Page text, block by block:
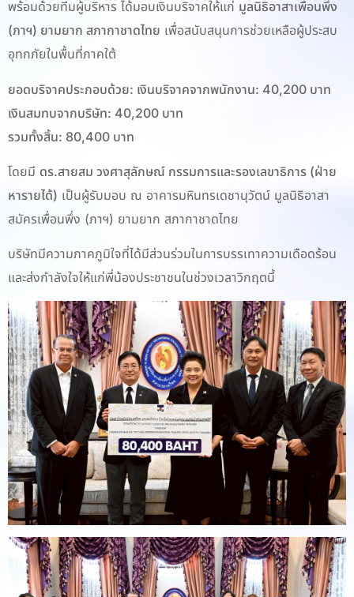
พร้อมด้วยทีมผู้บริหาร ได้มอบเงินบริจาคให้แก่ มูลนิธิอาสาเพื่อนพึ่ง
(ภาฯ) ยามยาก สภากาชาดไทย เพื่อสนับสนุนการช่วยเหลือผู้ประสบ
อุทกภัยในพื้นที่ภาคใต้
ยอดบริจาคประกอบด้วย: เงินบริจาคจากพนักงาน: 40,200 บาท
เงินสมทบจากบริษัท: 40,200 บาท
รวมทั้งสิ้น: 80,400 บาท
โดยมี ดร.สายสม วงศาสุลักษณ์ กรรมการและรองเลขาธิการ (ฝ่าย
หารายได้) เป็นผู้รับมอบ ณ อาคารมหินทรเดชานุวัตน์ มูลนิธิอาสา
สมัครเพื่อนพึ่ง (ภาฯ) ยามยาก สภากาชาดไทย
บริษัทมีความภาคภูมิใจที่ได้มีส่วนร่วมในการบรรเทาความเดือดร้อน
และส่งกำลังใจให้แก่พี่น้องประชาชนในช่วงเวลาวิกฤตนี้